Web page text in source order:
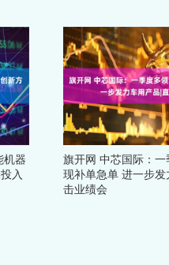
机器
入
旗开网 中芯国际：一
现补单急单 进一步
击业绩会